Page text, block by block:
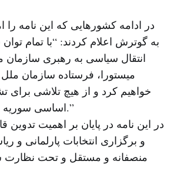
در ادامه کشورهایی که این نامه
به گوترش اعلام کردند: “با تمام
انتقال سیاسی به رهبری سازمان
میستورا، فرستاده سازمان
خواهیم کرد و از هیچ تلاشی برای
اساسی سوریه دریغ نخواهیم کرد.”
در این نامه در پایان بر اهمیت تدوین
و برگزاری انتخابات پارلمانی و
منصفانه و مستقل و تحت نظارت